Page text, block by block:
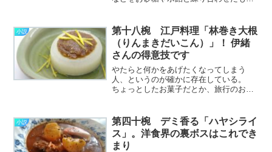
品で、ぼくも伊緒さんも大好きな甘み
だ。 海外の人に 「アンコ………………
～続きを読む～
小説
第十八椀 江戸料理「林巻き大根
（りんまきだいこん）」！ 伊緒
さんの得意技です
やたらと何かをあげたくなってしまう
人、というのが確かに存在している。
ちょっとしたお菓子だとか、旅行のおみ
ントして喜ばせたくなるという人だ。
その点に関していえば、伊
緒………………～続きを読む～
小説
第四十椀 デミ香る「ハヤシライ
ス」。洋食界の裏ボスはこれでき
まり